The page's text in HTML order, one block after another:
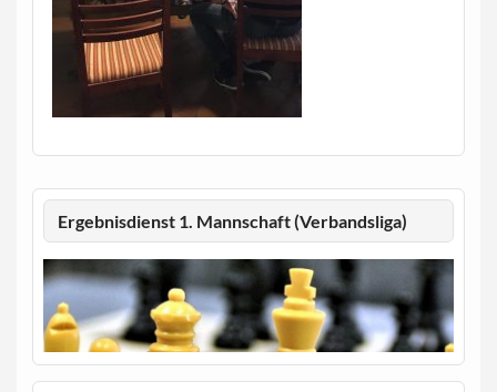
Ergebnisdienst 1. Mannschaft (Verbandsliga)